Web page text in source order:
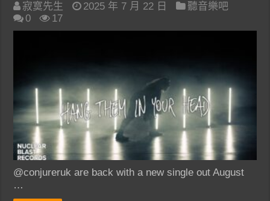
寂寞先生 2025 年 7 月 22 日
聽音樂吧
0
17
@conjureruk are back with a new single out August
…